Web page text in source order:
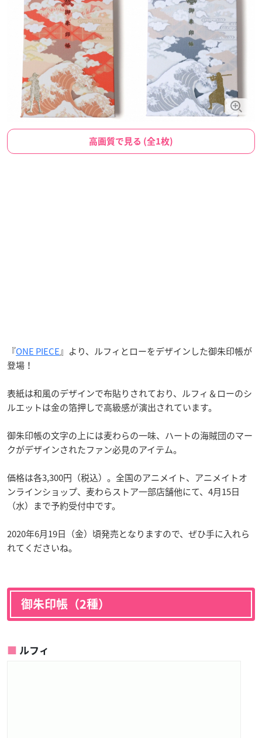
高画質で見る (全1枚)
『ONE PIECE』より、ルフィとローをデザインした御朱印帳が
登場！
表紙は和風のデザインで布貼りされており、ルフィ＆ローのシ
ルエットは金の箔押しで高級感が演出されています。
御朱印帳の文字の上には麦わらの一味、ハートの海賊団のマー
クがデザインされたファン必見のアイテム。
価格は各3,300円（税込）。全国のアニメイト、アニメイトオ
ンラインショップ、麦わらストア一部店舗他にて、4月15日
（水）まで予約受付中です。
2020年6月19日（金）頃発売となりますので、ぜひ手に入れら
れてくださいね。
御朱印帳（2種）
ルフィ